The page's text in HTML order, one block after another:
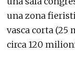
una zona
vasca corta
circa 120